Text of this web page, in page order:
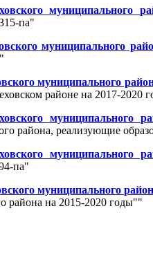
муниципального
па"
муниципального
муниципального
районе на 2017-2020
муниципального
района, реализующие
муниципального
па"
муниципального
района на 2015-2020 годы""